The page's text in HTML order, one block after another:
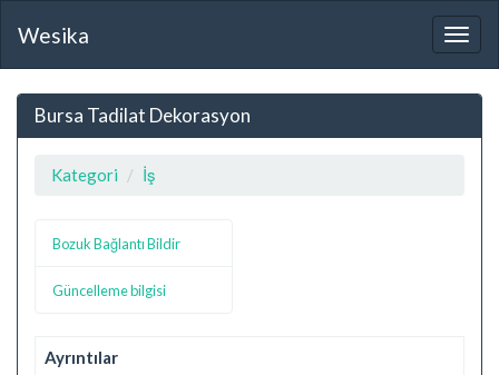
Wesika
Bursa Tadilat Dekorasyon
Kategori İş
Bozuk Bağlantı Bildir
Güncelleme bilgisi
Ayrıntılar